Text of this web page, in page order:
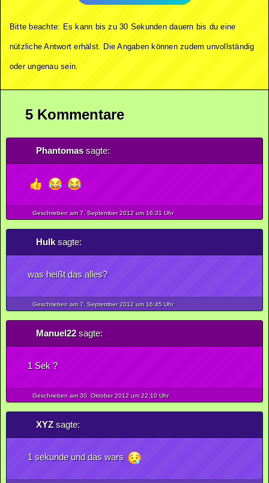
Bitte beachte: Es kann bis zu 30 Sekunden dauern bis du eine
nützliche Antwort erhälst. Die Angaben können zudem unvollständig
oder ungenau sein.
5 Kommentare
Phantomassagte:
Geschrieben am 7. September2012um 16:31 Uhr
Hulksagte:
was heißt das alles?
Geschrieben am 7. September2012um 16:45 Uhr
Manuel22sagte:
1 Sek ?
Geschrieben am 30. Oktober2012um 22:10 Uhr
XYZsagte:
1 sekunde und das wars